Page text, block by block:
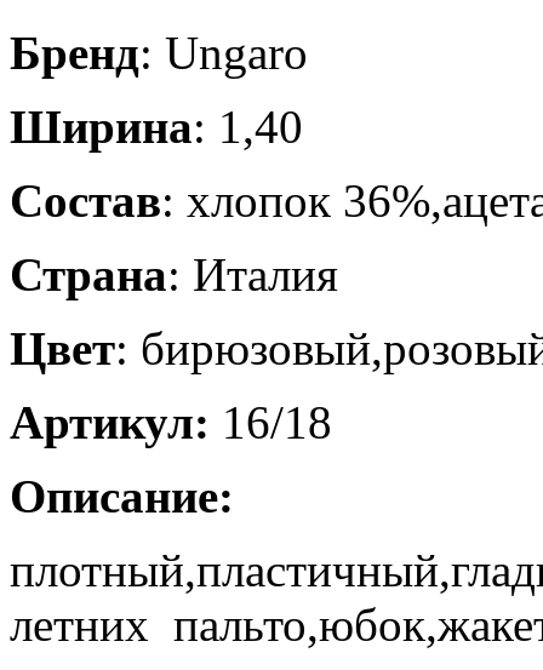
Бренд: Ungaro
Ширина: 1,40
Состав: хлопок
Страна: Италия
Цвет:
Артикул: 16/18
Описание:
летних